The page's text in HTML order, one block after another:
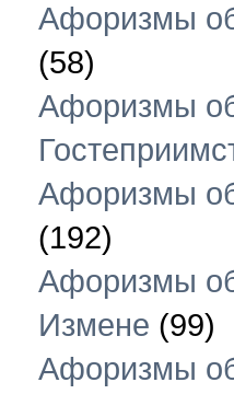
Афоризмы
(58)
Афоризмы
Афоризмы
(192)
Афоризмы
Измене (99)
Афоризмы